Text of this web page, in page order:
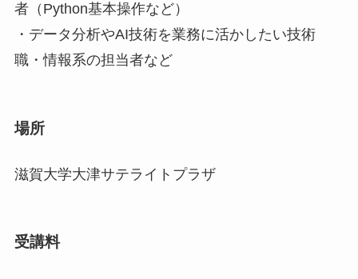
者（Python基本操作など）
・データ分析やAI技術を業務に活かしたい技術
職・情報系の担当者など
場所
滋賀大学大津サテライトプラザ
受講料